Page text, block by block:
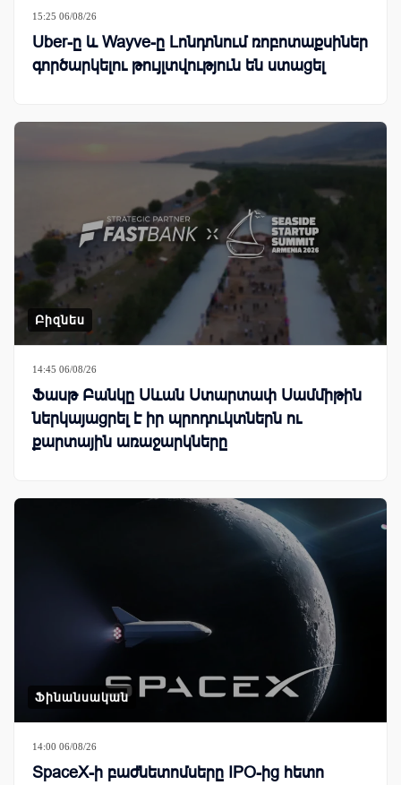
15:25 06/08/26
Uber-ը և Wayve-ը Լոնդոնում ռոբոտաքսիներ
գործարկելու թույլտվություն են ստացել
Բիզնես
14:45 06/08/26
Ֆասթ Բանկը Սևան Ստարտափ Սամմիթին
ներկայացրել է իր պրոդուկտներն ու
քարտային առաջարկները
Ֆինանսական
14:00 06/08/26
SpaceX-ի բաժնետոմսերը IPO-ից հետո